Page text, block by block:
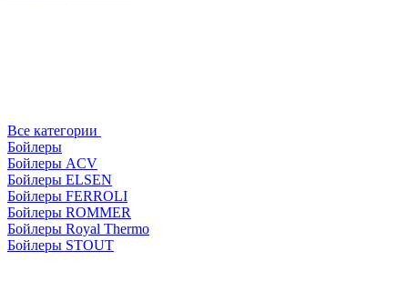
Все категории
Бойлеры
Бойлеры ACV
Бойлеры ELSEN
Бойлеры FERROLI
Бойлеры ROMMER
Бойлеры Royal Thermo
Бойлеры STOUT